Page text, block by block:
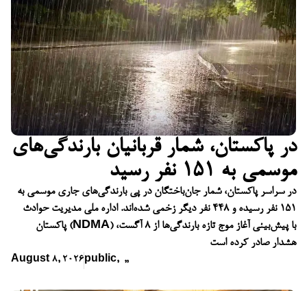
در پاکستان، شمار قربانیان بارندگی‌های
موسمی به ۱۵۱ نفر رسید
در سراسر پاکستان، شمار جان‌باختگان در پی بارندگی‌های جاری موسمی به
۱۵۱ نفر رسیده و ۴۴۸ نفر دیگر زخمی شده‌اند. اداره ملی مدیریت حوادث
پاکستان (NDMA) با پیش‌بینی آغاز موج تازه بارندگی‌ها از ۸ آگست،
هشدار صادر کرده است
August 8, 2026 public, ,,